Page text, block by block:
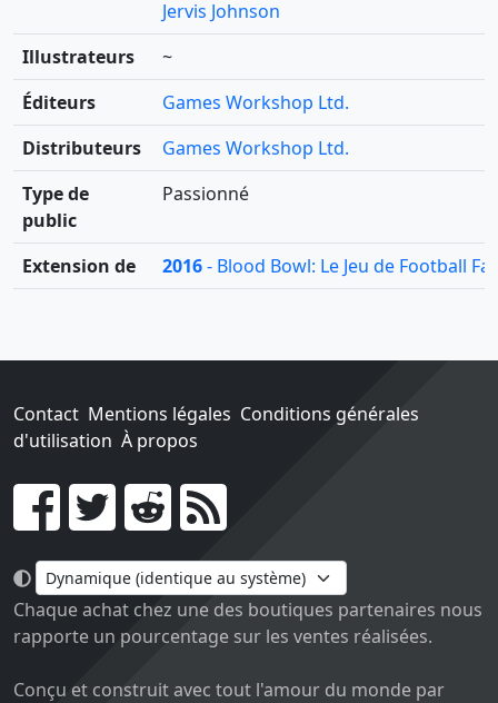
Jervis Johnson
Illustrateurs
~
Éditeurs
Games Workshop Ltd.
Distributeurs
Games Workshop Ltd.
Type de
public
Passionné
Extension de 2016- Blood Bowl: Le Jeu de Football
Contact Mentions légales Conditions générales
d'utilisation À propos
Go !
Chaque achat chez une des boutiques partenaires nous
rapporte un pourcentage sur les ventes réalisées.
Conçu et construit avec tout l'amour du monde par